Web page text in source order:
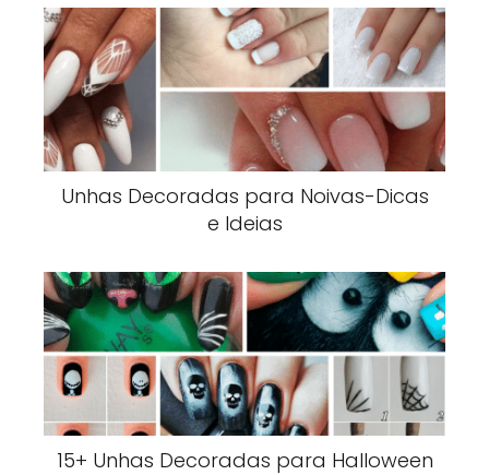
Unhas Decoradas para Noivas-Dicas
e Ideias
15+ Unhas Decoradas para Halloween